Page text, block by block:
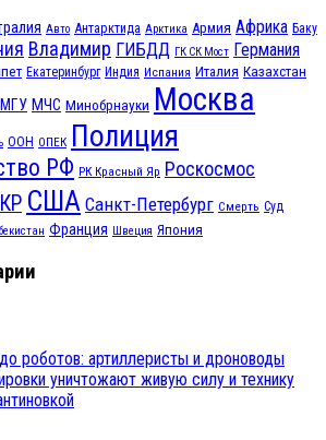
Авто Антарктида Арктика Армия Африка Баку
Владимир ГИБДД ГК СК Мост Германия
Екатеринбург Индия Испания Италия Казахстан
МГУ МЧС Минобрнауки Москва
ООН ОПЕК Полиция
РФ РК Красный Яр Роскосмос
США Санкт-Петербург Смерть Суд
Франция Швеция Япония